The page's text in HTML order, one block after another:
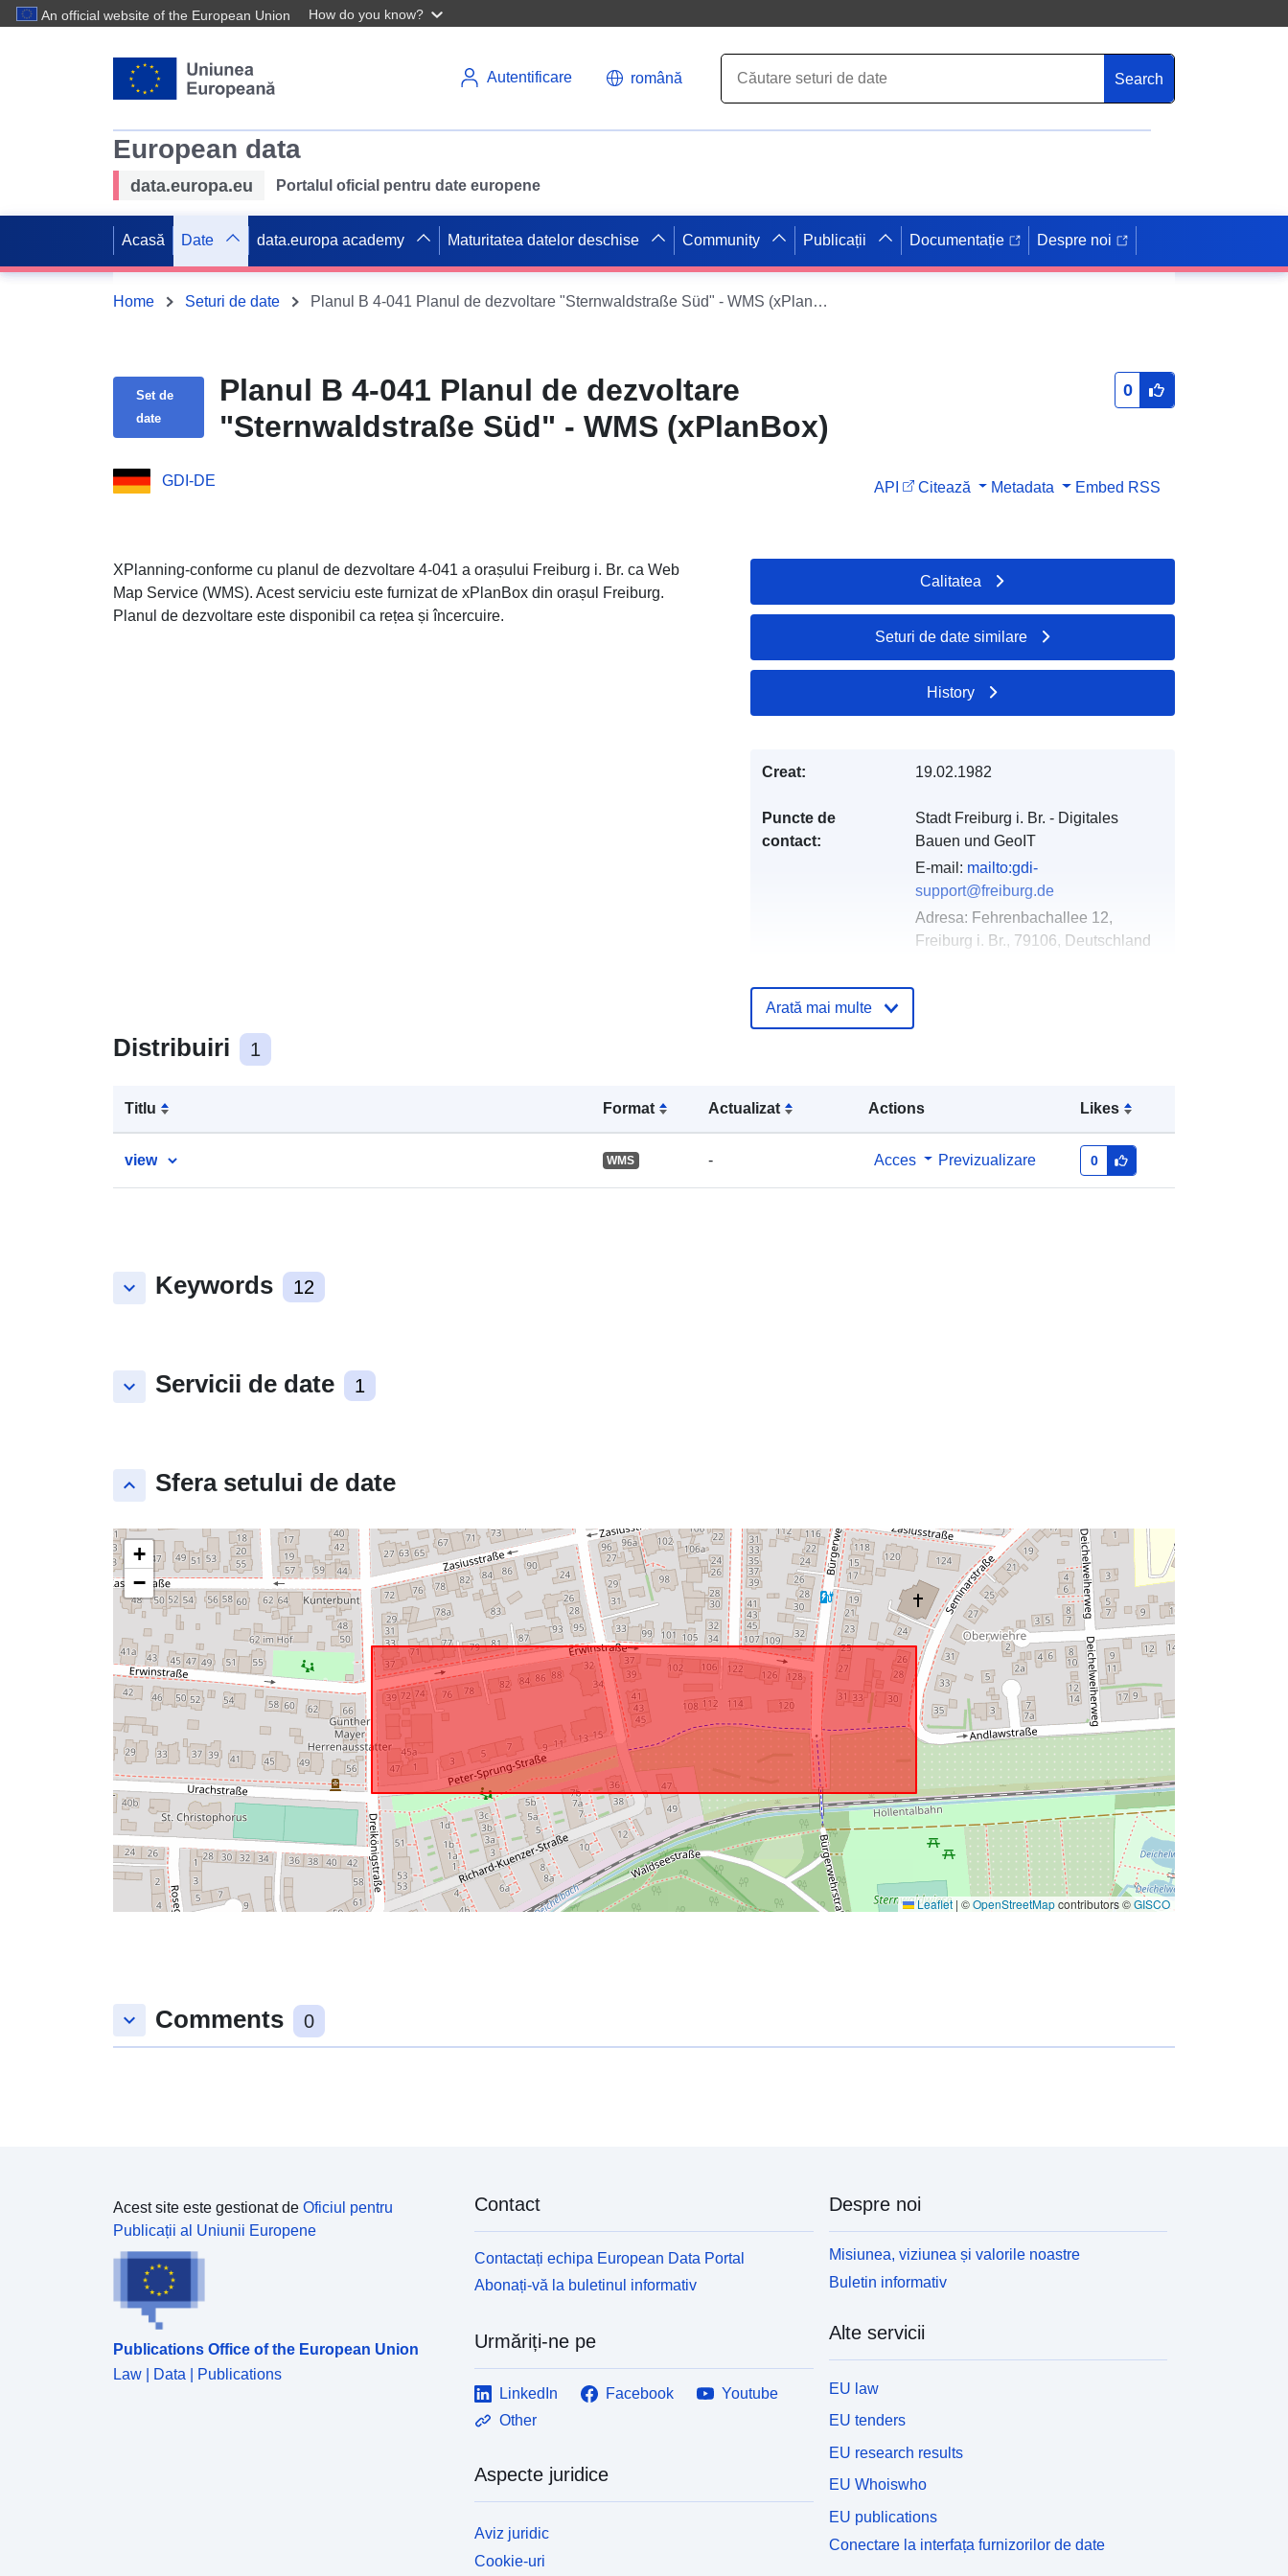
An official website of the European Union How do you know?
Autentificare română Search
European data
data.europa.eu Portalul oficial pentru date europene
Acasă Date data.europa academy Maturitatea datelor deschise Community Publicații Documentație Despre noi
Home Seturi de date Planul B 4-041 Planul de dezvoltare "Sternwaldstraße Süd" - WMS (xPlanBox)
Set de
date
Planul B 4-041 Planul de dezvoltare
"Sternwaldstraße Süd" - WMS (xPlanBox)
0
GDI-DE API Citează Metadata Embed RSS
XPlanning-conforme cu planul de dezvoltare 4-041 a orașului Freiburg i. Br. ca Web
Map Service (WMS). Acest serviciu este furnizat de xPlanBox din orașul Freiburg.
Planul de dezvoltare este disponibil ca rețea și încercuire.
Distribuiri 1
Titlu Format Actualizat Actions Likes
view WMS - Acces Previzualizare 0
keyboard_arrow_down Keywords 12
keyboard_arrow_down Servicii de date 1
keyboard_arrow_up Sfera setului de date
+
−
Leaflet | ©OpenStreetMapcontributors ©GISCO
Calitatea
Seturi de date similare
History
Creat: 19.02.1982
Puncte de
contact:
Stadt Freiburg i. Br. - Digitales
Bauen und GeoIT
E-mail: mailto:gdi-
support@freiburg.de
Adresa: Fehrenbachallee 12,
Freiburg i. Br., 79106, Deutschland
25 July 2026
Coordonate: [ [ 7.8574, 47.986 ], [
7.8635, 47.986 ], [ 7.8635, 47.9849 ],
Arată mai multe
keyboard_arrow_down Comments 0
Acest site este gestionat de Oficiul pentru
Publicații al Uniunii Europene
Publications Office of the European Union
Law | Data | Publications
Contact
Contactați echipa European Data Portal
Abonați-vă la buletinul informativ
Urmăriți-ne pe
LinkedIn Facebook
Youtube
Other
Aspecte juridice
Aviz juridic
Cookie-uri
Despre noi
Misiunea, viziunea și valorile noastre
Buletin informativ
Alte servicii
EU law
EU tenders
EU research results
EU Whoiswho
EU publications
Conectare la interfața furnizorilor de date